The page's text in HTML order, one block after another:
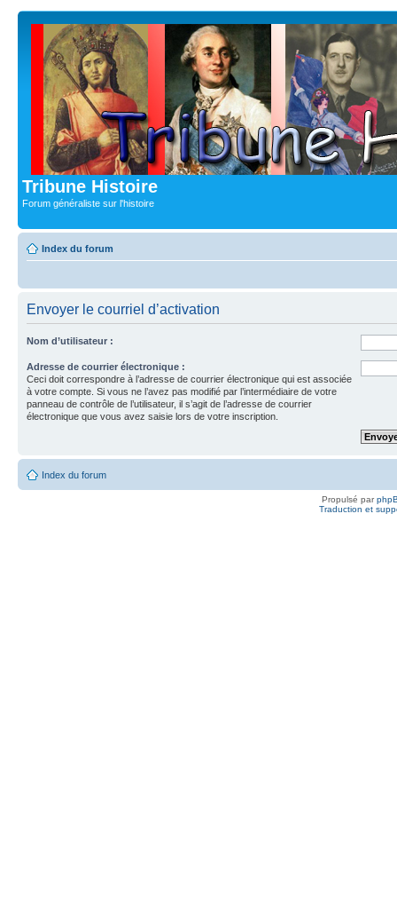
Tribune Histoire
Forum généraliste sur l'histoire
Index du forum
Envoyer le courriel d’activation
Nom d’utilisateur :
Adresse de courrier électronique :
Ceci doit correspondre à l’adresse de courrier électronique qui est associée
à votre compte. Si vous ne l’avez pas modifié par l’intermédiaire de votre
panneau de contrôle de l’utilisateur, il s’agit de l’adresse de courrier
électronique que vous avez saisie lors de votre inscription.
Index du forum
Propulsé par
Traduction et